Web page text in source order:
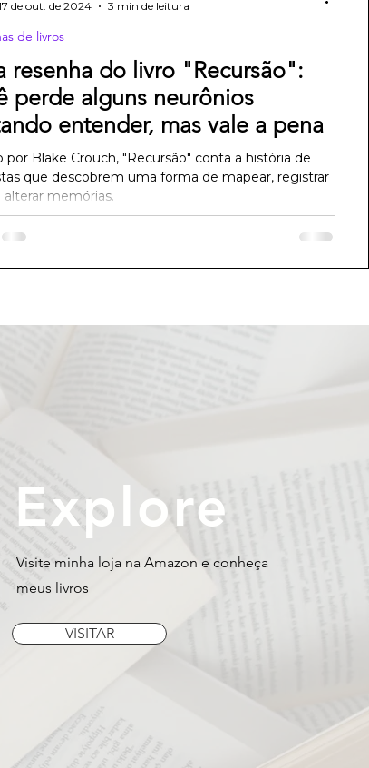
resenha do livro "Recursão":
perde alguns neurônios
entender, mas vale a pena
por Blake Crouch, "Recursão" conta a história de
que descobrem uma forma de mapear, registrar
alterar memórias.
de livros
de out. de 2024
3 min de leitura
Explore
Visite minha loja na Amazon e conheça
meus livros
VISITAR